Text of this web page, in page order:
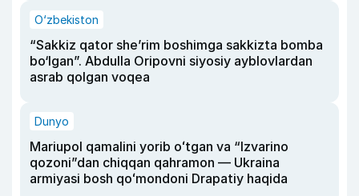
O‘zbekiston
“Sakkiz qator she’rim boshimga sakkizta bomba
bo‘lgan”. Abdulla Oripovni siyosiy ayblovlardan
asrab qolgan voqea
Dunyo
Mariupol qamalini yorib oʻtgan va “Izvarino
qozoni”dan chiqqan qahramon — Ukraina
armiyasi bosh qoʻmondoni Drapatiy haqida